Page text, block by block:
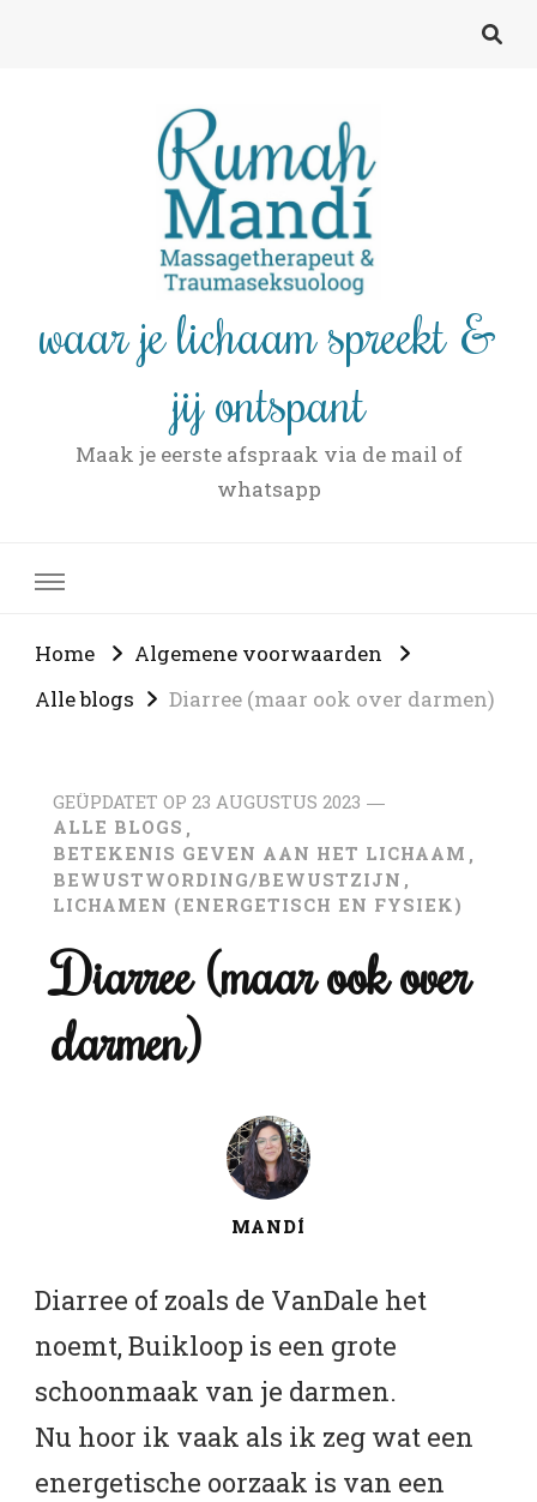
waar je lichaam spreekt &
jij ontspant
Maak je eerste afspraak via de mail of
whatsapp
Home
Algemene voorwaarden
Alle blogs
Diarree (maar ook over darmen)
GEÜPDATET OP 23 AUGUSTUS 2023
ALLE BLOGS
BETEKENIS GEVEN AAN HET LICHAAM
BEWUSTWORDING/BEWUSTZIJN
LICHAMEN (ENERGETISCH EN FYSIEK)
Diarree (maar ook over
darmen)
MANDÍ
Diarree of zoals de VanDale het
noemt, Buikloop is een grote
schoonmaak van je darmen.
Nu hoor ik vaak als ik zeg wat een
energetische oorzaak is van een